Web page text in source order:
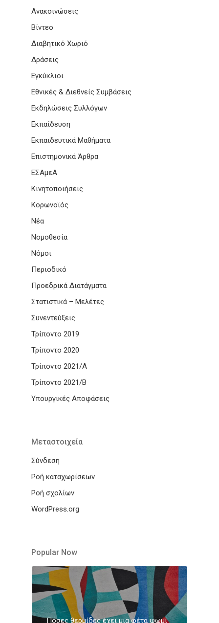
Ανακοινώσεις
Βίντεο
Διαβητικό Χωριό
Δράσεις
Εγκύκλιοι
Εθνικές & Διεθνείς Συμβάσεις
Εκδηλώσεις Συλλόγων
Εκπαίδευση
Εκπαιδευτικά Μαθήματα
Επιστημονικά Άρθρα
ΕΣΑμεΑ
Κινητοποιήσεις
Κορωνοϊός
Νέα
Νομοθεσία
Νόμοι
Περιοδικό
Προεδρικά Διατάγματα
Στατιστικά – Μελέτες
Συνεντεύξεις
Τρίποντο 2019
Τρίποντο 2020
Τρίποντο 2021/Α
Τρίποντο 2021/Β
Υπουργικές Αποφάσεις
Μεταστοιχεία
Σύνδεση
Ροή καταχωρίσεων
Ροή σχολίων
WordPress.org
Popular Now
Πόσες θερμίδες έχει μια φέτα ψωμί